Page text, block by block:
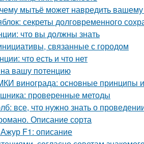
мытьё может навредить
секреты долговременного
что вы должны знать
связанные с городом
что есть и что нет
на вашу потенцию
винограда: основные принципы и
проверенные методы
все, что нужно знать о
Описание сорта
F1: описание